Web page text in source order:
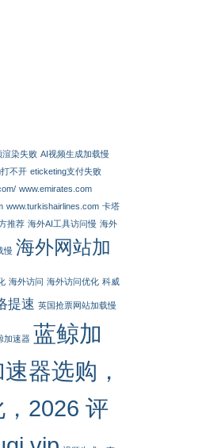
渲染失败 AI视频生成加载慢
不开 eticketing支付失败
www.emirates.com
www.turkishairlines.com 卡塔
推荐 海外AI工具访问慢 海外
慢 海外网站加
海外访问 海外访问优化 科威
提速 英国抢票网站加载慢
加速器 蓝鲸加
器选购，
2026 评